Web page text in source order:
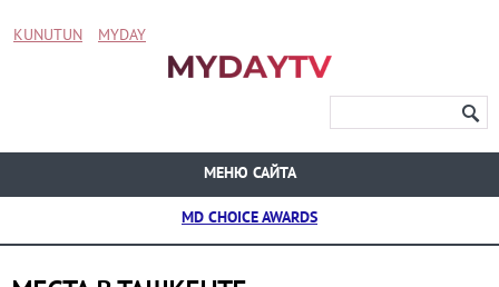
KUNUTUN MYDAY
МЕНЮ САЙТА
MD CHOICE AWARDS